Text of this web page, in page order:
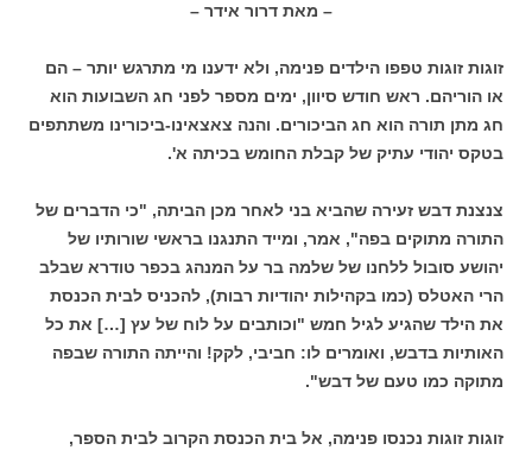
– מאת דרור אידר –
זוגות זוגות טפפו הילדים פנימה, ולא ידענו מי מתרגש יותר – הם
או הוריהם. ראש חודש סיוון, ימים מספר לפני חג השבועות הוא
חג מתן תורה הוא חג הביכורים. והנה צאצאינו-ביכורינו משתתפים
בטקס יהודי עתיק של קבלת החומש בכיתה א'.
צנצנת דבש זעירה שהביא בני לאחר מכן הביתה, "כי הדברים של
התורה מתוקים בפה", אמר, ומייד התנגנו בראשי שורותיו של
יהושע סובול ללחנו של שלמה בר על המנהג בכפר טודרא שבלב
הרי האטלס (כמו בקהילות יהודיות רבות), להכניס לבית הכנסת
את הילד שהגיע לגיל חמש "וכותבים על לוח של עץ […] את כל
האותיות בדבש, ואומרים לו: חביבי, לקק! והייתה התורה שבפה
מתוקה כמו טעם של דבש".
זוגות זוגות נכנסו פנימה, אל בית הכנסת הקרוב לבית הספר,